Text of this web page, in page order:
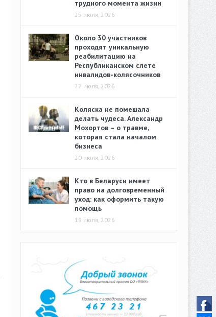
трудного момента жизни
25 июля, 2026
Около 30 участников
проходят уникальную
реабилитацию на
Республиканском слете
инвалидов-колясочников
22 июля, 2026
Коляска не помешала
делать чудеса. Александр
Мохортов – о травме,
которая стала началом
бизнеса
20 июля, 2026
Кто в Беларуси имеет
право на долговременный
уход: как оформить такую
помощь
19 июля, 2026